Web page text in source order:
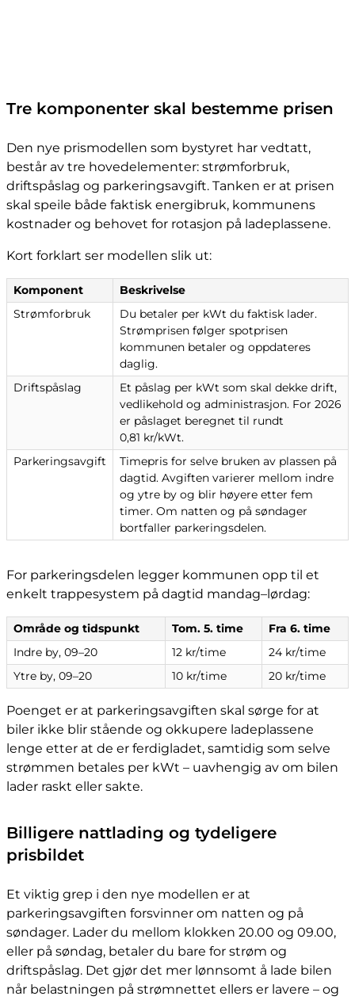
Tre komponenter skal bestemme prisen
Den nye prismodellen som bystyret har vedtatt,
består av tre hovedelementer: strømforbruk,
driftspåslag og parkeringsavgift. Tanken er at prisen
skal speile både faktisk energibruk, kommunens
kostnader og behovet for rotasjon på ladeplassene.
Kort forklart ser modellen slik ut:
Komponent
Beskrivelse
Strømforbruk
Du betaler per kWt du faktisk lader.
Strømprisen følger spotprisen
kommunen betaler og oppdateres
daglig.
Driftspåslag
Et påslag per kWt som skal dekke drift,
vedlikehold og administrasjon. For 2026
er påslaget beregnet til rundt
0,81 kr/kWt.
Parkeringsavgift
Timepris for selve bruken av plassen på
dagtid. Avgiften varierer mellom indre
og ytre by og blir høyere etter fem
timer. Om natten og på søndager
bortfaller parkeringsdelen.
For parkeringsdelen legger kommunen opp til et
enkelt trappesystem på dagtid mandag–lørdag:
Område og tidspunkt Tom. 5. time
Fra 6. time
Indre by, 09–20
12 kr/time
24 kr/time
Ytre by, 09–20
10 kr/time 20 kr/time
Poenget er at parkeringsavgiften skal sørge for at
biler ikke blir stående og okkupere ladeplassene
lenge etter at de er ferdigladet, samtidig som selve
strømmen betales per kWt – uavhengig av om bilen
lader raskt eller sakte.
Billigere nattlading og tydeligere
prisbildet
Et viktig grep i den nye modellen er at
parkeringsavgiften forsvinner om natten og på
søndager. Lader du mellom klokken 20.00 og 09.00,
eller på søndag, betaler du bare for strøm og
driftspåslag. Det gjør det mer lønnsomt å lade bilen
når belastningen på strømnettet ellers er lavere – og